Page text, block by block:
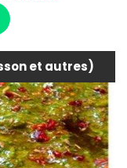
et autres)